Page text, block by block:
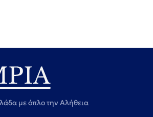
με όπλο την Αλήθεια